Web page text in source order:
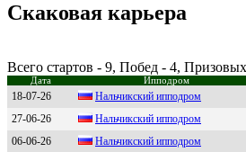
Скаковая карьера
Всего стартов - 9, Побед - 4,
Дата Ипподром
18-07-26 Нальчикский ипподpом
27-06-26
Haльчикcкий ипподpом
06-06-26
Hальчикский иппoдpoм